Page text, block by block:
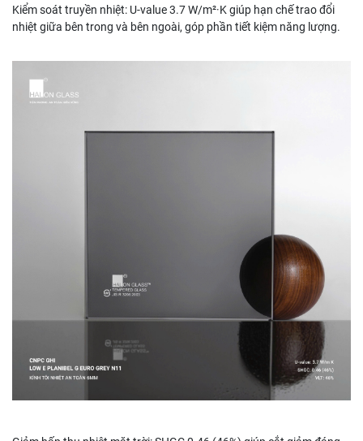
Kiểm soát truyền nhiệt: U-value 3.7 W/m²·K giúp hạn chế trao đổi
nhiệt giữa bên trong và bên ngoài, góp phần tiết kiệm năng lượng.